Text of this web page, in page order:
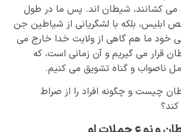
می کشانند، شیطان اند. پس ما در طول
ابلیس، بلکه با لشگریانی از شیاطین جن
خود ما هم گاهی از ولایت خدا خارج می
قرار می گیریم و آن زمانی است، که
ناصواب و گناه تشویق می کنیم.
چیست و چگونه افراد را از صراط